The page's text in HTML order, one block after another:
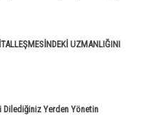
UZMANLIĞINI
Yerden Yönetin